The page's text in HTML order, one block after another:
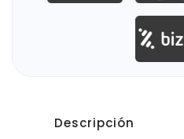
Descripción